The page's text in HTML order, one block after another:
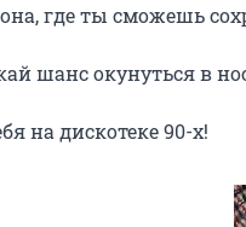
где ты сможешь
шанс окунуться в
на дискотеке 90-х!